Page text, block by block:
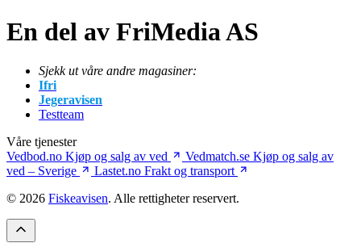
En del av FriMedia AS
Sjekk ut våre andre magasiner:
Ifri
Jegeravisen
Testteam
Våre tjenester
Vedbod.no Kjøp og salg av ved Vedmatch.se Kjøp og salg av
ved – Sverige
Lastet.no Frakt og transport
© 2026 Fiskeavisen. Alle rettigheter reservert.